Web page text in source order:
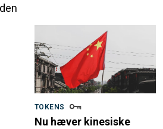
TOKENS
Nu hæver kinesiske